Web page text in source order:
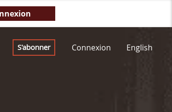
S'abonner Connexion English